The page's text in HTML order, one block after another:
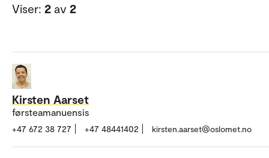
Viser: 2 av 2
Kirsten Aarset
førsteamanuensis
+47 672 38 727 +47 48441402 kirsten.aarset@oslomet.no